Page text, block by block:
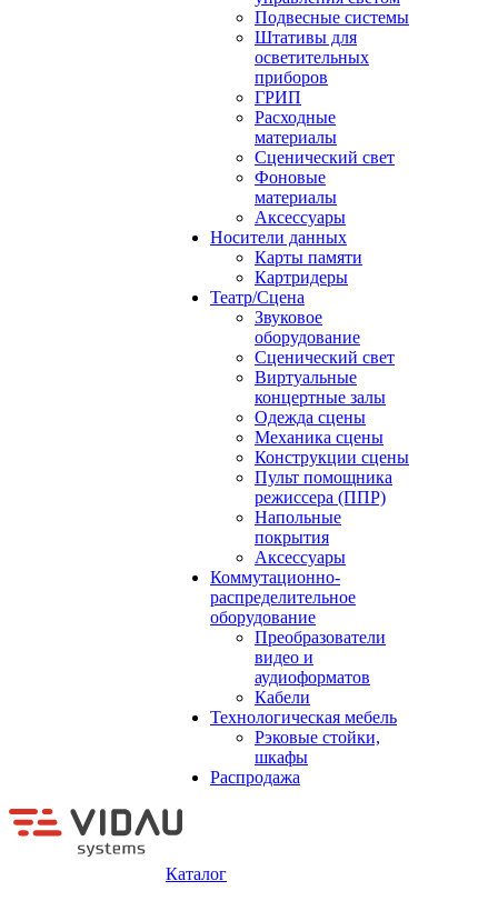
Подвесные системы
Штативы для
осветительных
приборов
ГРИП
Расходные
материалы
Сценический свет
Фоновые
материалы
Аксессуары
Носители данных
Карты памяти
Картридеры
Театр/Сцена
Звуковое
оборудование
Сценический свет
Виртуальные
концертные залы
Одежда сцены
Механика сцены
Конструкции сцены
Пульт помощника
режиссера (ППР)
Напольные
покрытия
Аксессуары
Коммутационно-
распределительное
оборудование
Преобразователи
видео и
аудиоформатов
Кабели
Технологическая мебель
Рэковые стойки,
шкафы
Распродажа
Каталог